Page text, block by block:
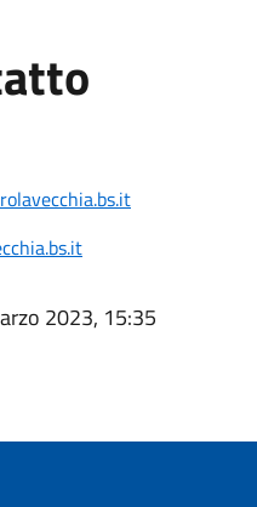
2023, 15:35